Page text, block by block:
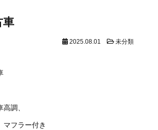
車
2025.08.01 未分類
調、
マフラー付き